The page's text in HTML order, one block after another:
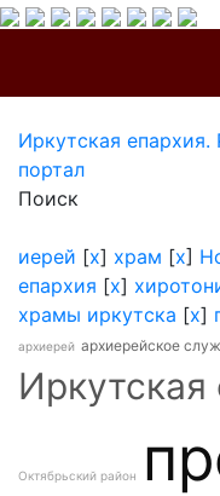
Иркутская
портал
Поиск
иерей [x] храм [x]
епархия [x]
храмы иркутска [x]
архиерей архиерейское
Иркутская
Октябрьский район